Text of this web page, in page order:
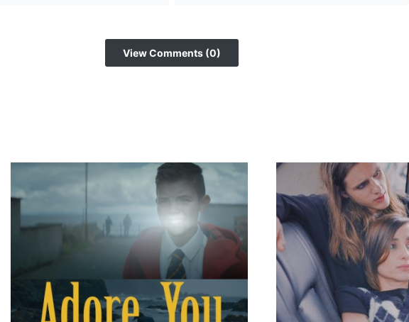
View Comments (0)